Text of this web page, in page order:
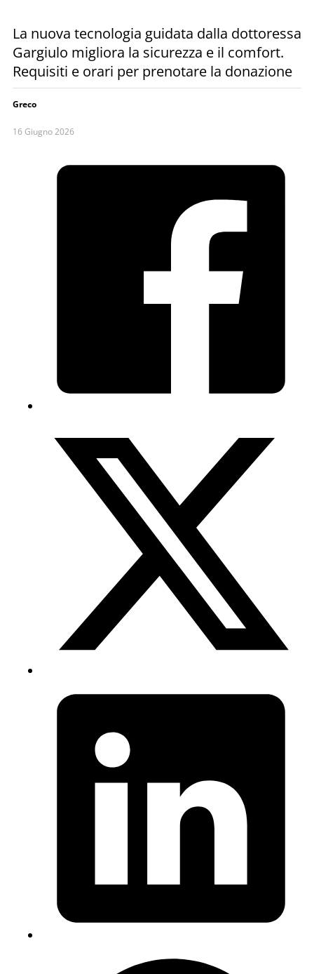
La nuova tecnologia guidata dalla dottoressa
Gargiulo migliora la sicurezza e il comfort.
Requisiti e orari per prenotare la donazione
Greco
16 Giugno 2026